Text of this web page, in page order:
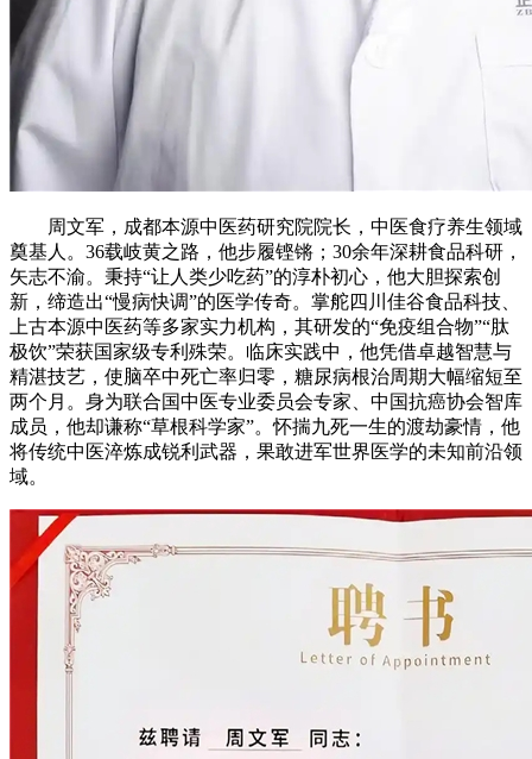
周文军，成都本源中医药研究院院长，中医食疗养生领域
奠基人。36载岐黄之路，他步履铿锵；30余年深耕食品科研，
矢志不渝。秉持“让人类少吃药”的淳朴初心，他大胆探索创
新，缔造出“慢病快调”的医学传奇。掌舵四川佳谷食品科技、
上古本源中医药等多家实力机构，其研发的“免疫组合物”“肽
极饮”荣获国家级专利殊荣。临床实践中，他凭借卓越智慧与
精湛技艺，使脑卒中死亡率归零，糖尿病根治周期大幅缩短至
两个月。身为联合国中医专业委员会专家、中国抗癌协会智库
成员，他却谦称“草根科学家”。怀揣九死一生的渡劫豪情，他
将传统中医淬炼成锐利武器，果敢进军世界医学的未知前沿领
域。